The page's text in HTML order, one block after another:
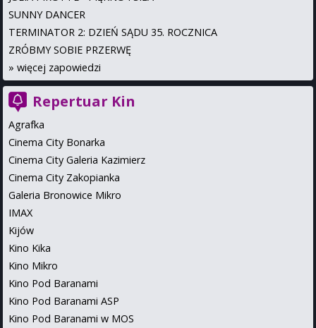
SUNNY DANCER
TERMINATOR 2: DZIEŃ SĄDU 35. ROCZNICA
ZRÓBMY SOBIE PRZERWĘ
» więcej zapowiedzi
Repertuar Kin
Agrafka
Cinema City Bonarka
Cinema City Galeria Kazimierz
Cinema City Zakopianka
Galeria Bronowice Mikro
IMAX
Kijów
Kino Kika
Kino Mikro
Kino Pod Baranami
Kino Pod Baranami ASP
Kino Pod Baranami w MOS